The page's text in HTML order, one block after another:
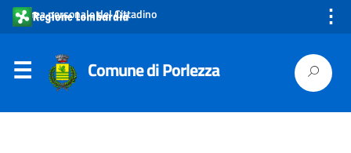
Area personale del Cittadino ⋮
Comune di Porlezza